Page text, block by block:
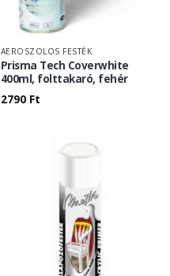
AEROSZOLOS FESTÉK
Prisma Tech Coverwhite
400ml, folttakaró, fehér
2790 Ft